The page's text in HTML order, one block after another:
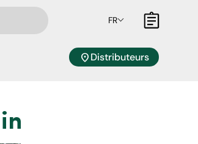
FR Panier
location_onDistributeurs